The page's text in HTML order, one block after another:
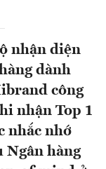
nhận diện
dành
công
nhận Top 1
nhắc nhớ
Ngân hàng